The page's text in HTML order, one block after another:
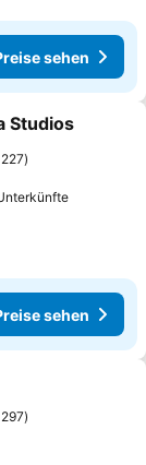
sehen
Studios
227
Preise
sehen
297